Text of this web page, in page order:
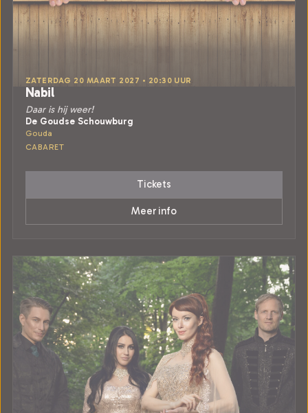
ZATERDAG 20 MAART 2027 • 20:30 UUR
Nabil
Daar is hij weer!
De Goudse Schouwburg
Gouda
CABARET
Tickets
Meer info